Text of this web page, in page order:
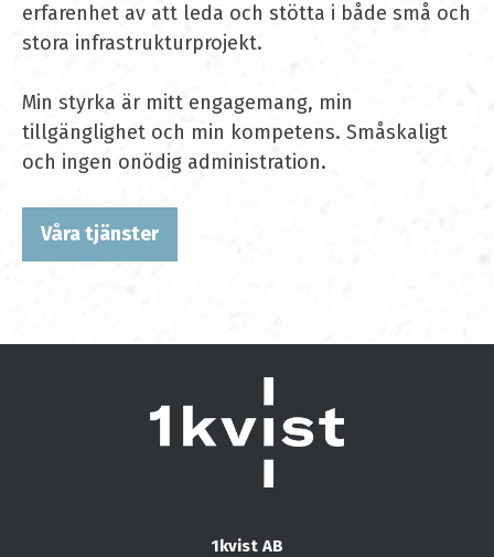
erfarenhet av att leda och stötta i både små och
stora infrastrukturprojekt.
Min styrka är mitt engagemang, min
tillgänglighet och min kompetens. Småskaligt
och ingen onödig administration.
Våra tjänster
1kvist AB